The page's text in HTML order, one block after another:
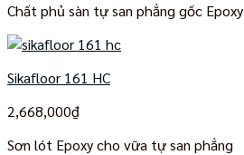
Chất phủ sàn tự san phẳng gốc Epoxy
Sikafloor 161 HC
2,668,000₫
Sơn lót Epoxy cho vữa tự san phẳng